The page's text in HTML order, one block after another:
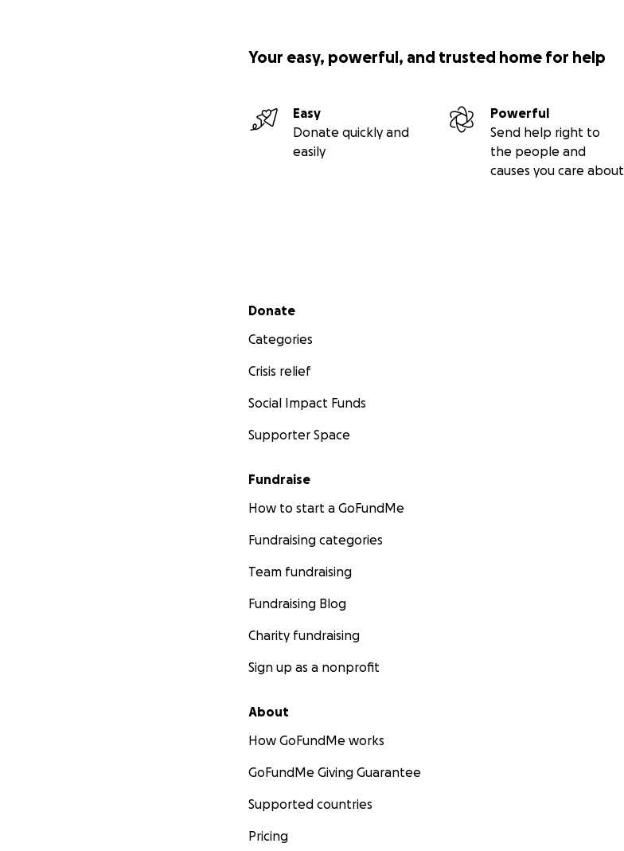
Your easy, powerful, and trusted home for help
Easy
Donate quickly and
easily
Powerful
Send help right to
the people and
causes you care about
Secondary menu
Donate
Categories
Crisis relief
Social Impact Funds
Supporter Space
Fundraise
How to start a GoFundMe
Fundraising categories
Team fundraising
Fundraising Blog
Charity fundraising
Sign up as a nonprofit
About
How GoFundMe works
GoFundMe Giving Guarantee
Supported countries
Pricing